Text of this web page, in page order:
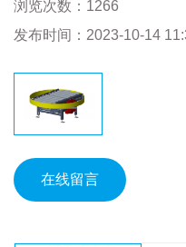
浏览次数： 1266
发布时间： 2023-10-14
在线留言